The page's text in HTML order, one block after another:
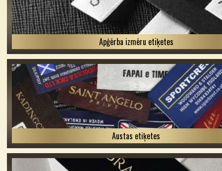
Apģērba izmēru etiķetes
Austas etiķetes